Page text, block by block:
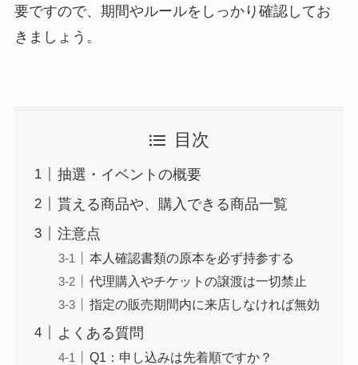
要ですので、期間やルールをしっかり確認してお
きましょう。
目次
抽選・イベントの概要
貰える商品や、購入できる商品一覧
注意点
本人確認書類の原本を必ず持参する
代理購入やチケットの譲渡は一切禁止
指定の販売期間内に来店しなければ無効
よくある質問
Q1：申し込みは先着順ですか？